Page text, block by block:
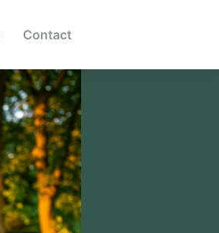
Contact